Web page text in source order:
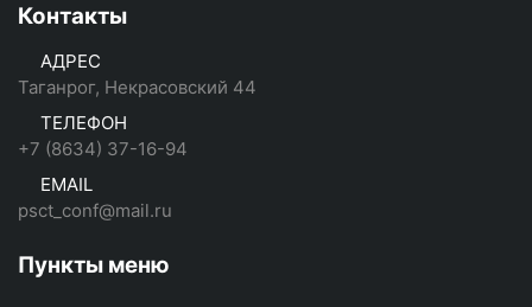
Контакты
АДРЕС
Таганрог, Некрасовский 44
ТЕЛЕФОН
+7 (8634) 37-16-94
EMAIL
psct_conf@mail.ru
Пункты меню